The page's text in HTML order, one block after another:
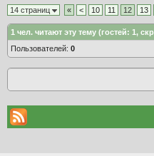
14 страниц « < 10 11 12 13
1 чел. читают эту тему (гостей: 1,
Пользователей: 0